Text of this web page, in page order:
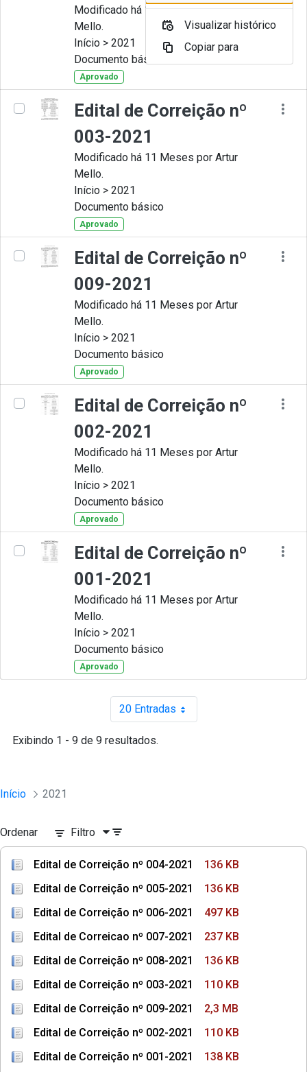
Modificado há 11 Meses por Artur
Mello.
Início > 2021
Documento básico
Aprovado
Edital de Correição nº
003-2021
Modificado há 11 Meses por Artur
Mello.
Início > 2021
Documento básico
Aprovado
Edital de Correição nº
009-2021
Modificado há 11 Meses por Artur
Mello.
Início > 2021
Documento básico
Aprovado
Edital de Correição nº
002-2021
Modificado há 11 Meses por Artur
Mello.
Início > 2021
Documento básico
Aprovado
Edital de Correição nº
001-2021
Modificado há 11 Meses por Artur
Mello.
Início > 2021
Documento básico
Aprovado
20 EntradasPor página
Exibindo 1 - 9 de 9 resultados.
Início 2021
Ordenar Filtro
Edital de Correição nº 004-2021
136 KB
Edital de Correição nº 005-2021
136 KB
Edital de Correição nº 006-2021
497 KB
Edital de Correicao nº 007-2021
237 KB
Edital de Correição nº 008-2021
136 KB
Edital de Correição nº 003-2021
110 KB
Edital de Correição nº 009-2021
2,3 MB
Edital de Correição nº 002-2021
110 KB
Edital de Correição nº 001-2021
138 KB
Visualizar histórico
Copiar para